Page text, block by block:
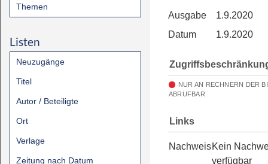
Themen
Listen
Neuzugänge
Titel
Autor / Beteiligte
Ort
Verlage
Zeitung nach Datum
Ausgabe
1.9.2020
Datum
1.9.2020
NUR AN RECHNERN DER
ABRUFBAR
Links
NachweisKein
verfügbar